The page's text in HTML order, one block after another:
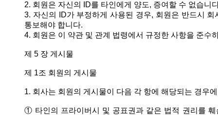
2. 회원은 자신의 ID를 타인에게 양도, 증여할 수 없습니
3. 자신의 ID가 부정하게 사용된 경우, 회원은 반드시
통보해야 합니다.
4. 회원은 이 약관 및 관계 법령에서 규정한 사항을 준수
제 5 장 게시물
제 1조 회원의 게시물
1. 회사는 회원의 게시물이 다음 각 항에 해당되는 경우
① 타인의 프라이버시 및 공표권과 같은 법적 권리를